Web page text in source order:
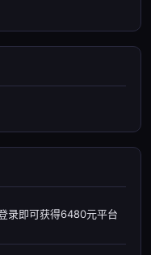
录即可获得6480元平台